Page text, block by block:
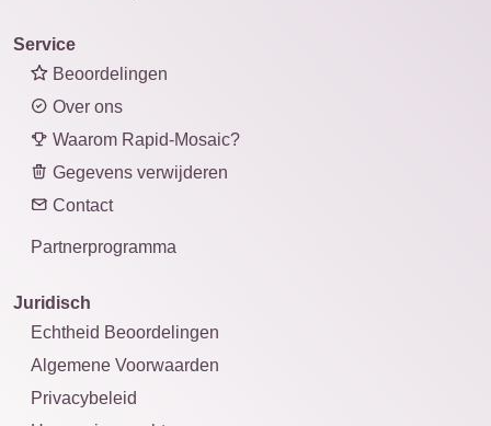
Service
Beoordelingen
Over ons
Waarom Rapid-Mosaic?
Gegevens verwijderen
Contact
Partnerprogramma
Juridisch
Echtheid Beoordelingen
Algemene Voorwaarden
Privacybeleid